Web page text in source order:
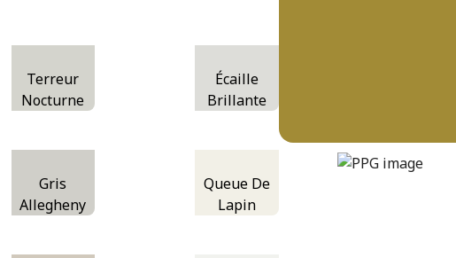
Terreur
Nocturne
Écaille
Brillante
Gris
Allegheny
Queue De
Lapin
autumn-festival